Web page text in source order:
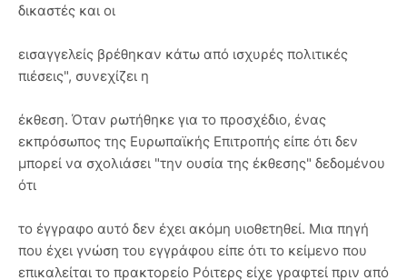
δικαστές και οι
εισαγγελείς βρέθηκαν κάτω από ισχυρές πολιτικές
πιέσεις", συνεχίζει η
έκθεση. Όταν ρωτήθηκε για το προσχέδιο, ένας
εκπρόσωπος της Ευρωπαϊκής Επιτροπής είπε ότι δεν
μπορεί να σχολιάσει "την ουσία της έκθεσης" δεδομένου
ότι
το έγγραφο αυτό δεν έχει ακόμη υιοθετηθεί. Μια πηγή
που έχει γνώση του εγγράφου είπε ότι το κείμενο που
επικαλείται το πρακτορείο Ρόιτερς είχε γραφτεί πριν από